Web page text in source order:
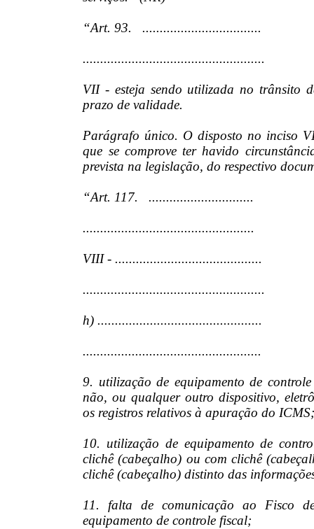
“Art. 93. ..................................
....................................................
VII - esteja sendo utilizada no trânsito
prazo de validade.
Parágrafo único. O disposto no inciso
que se comprove ter havido
prevista na legislação, do respectivo
“Art. 117. ..............................
.................................................
VIII - ..........................................
....................................................
h) ...............................................
...................................................
9. utilização de equipamento de
não, ou qualquer outro dispositivo,
os registros relativos à apuração do
10. utilização de equipamento de
clichê (cabeçalho) ou com clichê
clichê (cabeçalho) distinto das
11. falta de comunicação ao Fisco
equipamento de controle fiscal;